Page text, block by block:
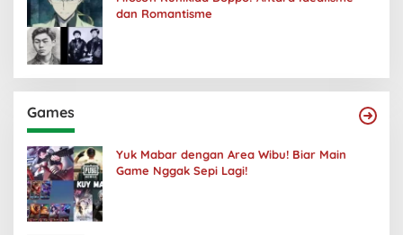
dan Romantisme
Games
Yuk Mabar dengan Area Wibu! Biar Main
Game Nggak Sepi Lagi!